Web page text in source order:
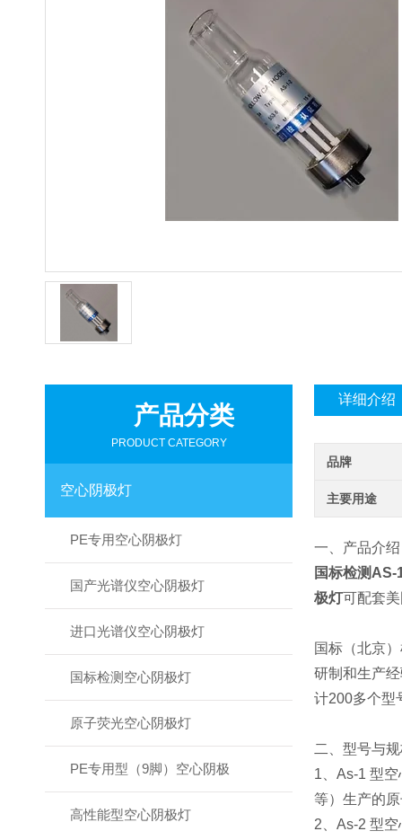
产品分类
PRODUCT CATEGORY
空心阴极灯
PE专用空心阴极灯
国产光谱仪空心阴极灯
进口光谱仪空心阴极灯
国标检测空心阴极灯
原子荧光空心阴极灯
PE专用型（9脚）空心阴极
高性能型空心阴极灯
详细介绍
品牌
主要用途
一、产品介
国标检测AS-
极灯可配套
国标（北京
研制和生产
计200多个型
二、型号与
1、As-1 型
等）生产的
2、As-2 型